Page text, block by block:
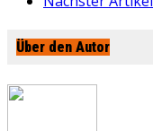
Über den Autor